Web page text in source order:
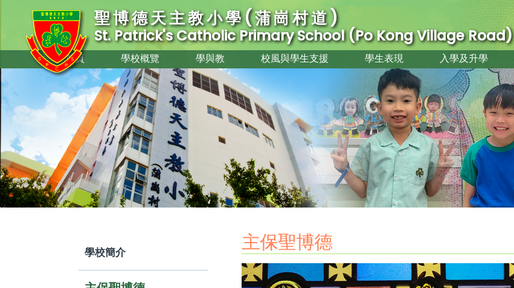
聖博德天主教小學(蒲崗村道)
St. Patrick's Catholic Primary School (Po Kong Village Road)
首頁 學校概覽 學與教 校風與學生支援 學生表現 入學及升學
學校簡介 主保聖博德